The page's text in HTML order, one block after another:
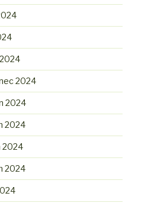
2024
2024
2024
2024
2024